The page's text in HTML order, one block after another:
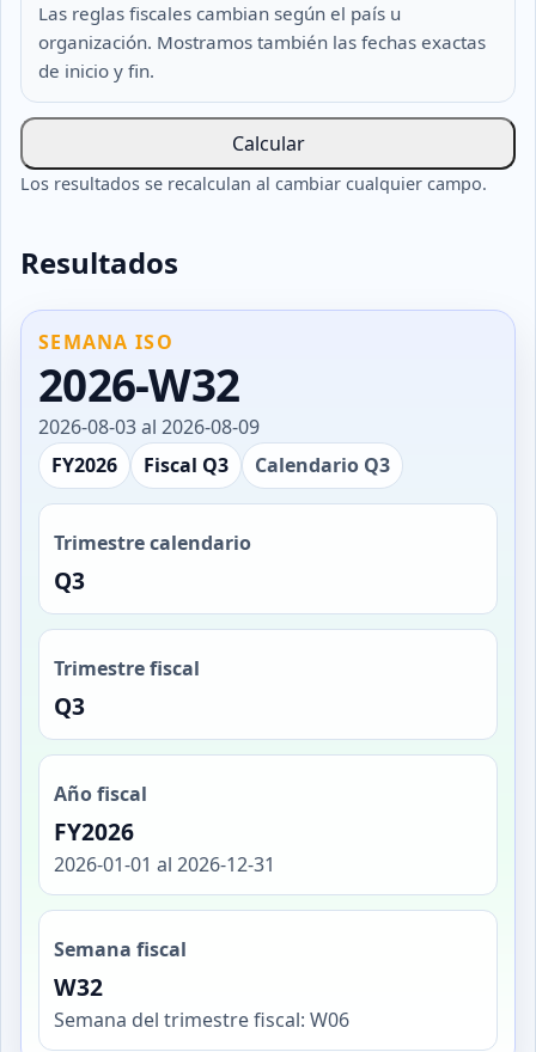
Las reglas fiscales cambian según el país u
organización. Mostramos también las fechas exactas
de inicio y fin.
Calcular
Los resultados se recalculan al cambiar cualquier campo.
Resultados
SEMANA ISO
2026-W32
2026-08-03 al 2026-08-09
FY2026
Fiscal Q3 Calendario Q3
Trimestre calendario
Q3
Trimestre fiscal
Q3
Año fiscal
FY2026
2026-01-01 al 2026-12-31
Semana fiscal
W32
Semana del trimestre fiscal: W06